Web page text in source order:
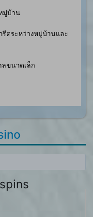
มู่บ้าน
ตระหว่างหมู่บ้านและ
ขนาดเล็ก